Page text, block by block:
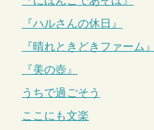
『ハルさんの休日』
『晴れときどきファーム』
『美の壺』
うちで過ごそう
ここにも文楽